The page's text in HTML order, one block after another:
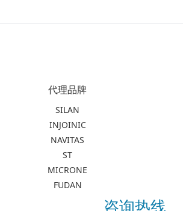
代理品牌
SILAN
INJOINIC
NAVITAS
ST
MICRONE
FUDAN
咨询热线